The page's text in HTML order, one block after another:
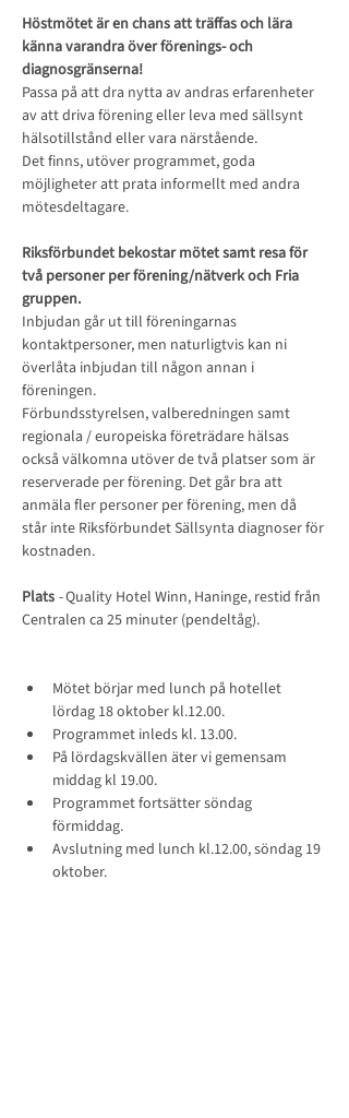
Höstmötet är en chans att träffas och lära
känna varandra över förenings- och
diagnosgränserna!
Passa på att dra nytta av andras erfarenheter
av att driva förening eller leva med sällsynt
hälsotillstånd eller vara närstående.
Det finns, utöver programmet, goda
möjligheter att prata informellt med andra
mötesdeltagare.
Riksförbundet bekostar mötet samt resa för
två personer per förening/nätverk och Fria
gruppen.
Inbjudan går ut till föreningarnas
kontaktpersoner, men naturligtvis kan ni
överlåta inbjudan till någon annan i
föreningen.
Förbundsstyrelsen, valberedningen samt
regionala / europeiska företrädare hälsas
också välkomna utöver de två platser som är
reserverade per förening. Det går bra att
anmäla fler personer per förening, men då
står inte Riksförbundet Sällsynta diagnoser för
kostnaden.
Plats - Quality Hotel Winn, Haninge, restid från
Centralen ca 25 minuter (pendeltåg).
Mötet börjar med lunch på hotellet
lördag 18 oktober kl.12.00.
Programmet inleds kl. 13.00.
På lördagskvällen äter vi gemensam
middag kl 19.00.
Programmet fortsätter söndag
förmiddag.
Avslutning med lunch kl.12.00, söndag 19
oktober.